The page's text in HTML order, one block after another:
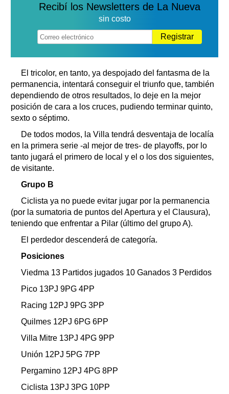
Recibí los Newsletters de La Nueva
sin costo
Registrar
El tricolor, en tanto, ya despojado del fantasma de la
permanencia, intentará conseguir el triunfo que, también
dependiendo de otros resultados, lo deje en la mejor
posición de cara a los cruces, pudiendo terminar quinto,
sexto o séptimo.
De todos modos, la Villa tendrá desventaja de localía
en la primera serie -al mejor de tres- de playoffs, por lo
tanto jugará el primero de local y el o los dos siguientes,
de visitante.
Grupo B
Ciclista ya no puede evitar jugar por la permanencia
(por la sumatoria de puntos del Apertura y el Clausura),
teniendo que enfrentar a Pilar (último del grupo A).
El perdedor descenderá de categoría.
Posiciones
Viedma 13 Partidos jugados 10 Ganados 3 Perdidos
Pico 13PJ 9PG 4PP
Racing 12PJ 9PG 3PP
Quilmes 12PJ 6PG 6PP
Villa Mitre 13PJ 4PG 9PP
Unión 12PJ 5PG 7PP
Pergamino 12PJ 4PG 8PP
Ciclista 13PJ 3PG 10PP